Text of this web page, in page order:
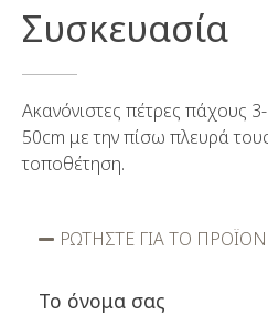
Συσκευασία
Ακανόνιστες πέτρες πάχους
50cm με την πίσω πλευρά
τοποθέτηση.
ΡΩΤΗΣΤΕ ΓΙΑ ΤΟ ΠΡΟΪΟΝ
Το όνομα σας